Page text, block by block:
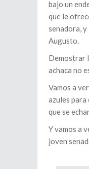
bajo un
que le
senadora,
Augusto.
Demostrar
achaca no
Vamos a
azules
que se
Y vamos a
joven